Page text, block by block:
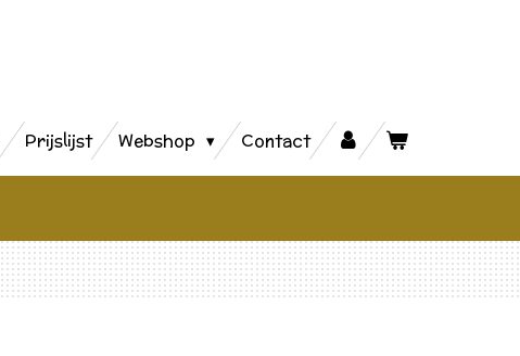
Prijslijst Webshop Contact